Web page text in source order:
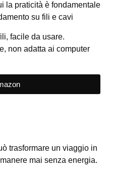
la praticità è fondamentale
su fili e cavi
facile da usare.
non adatta ai computer
trasformare un viaggio in
mai senza energia.